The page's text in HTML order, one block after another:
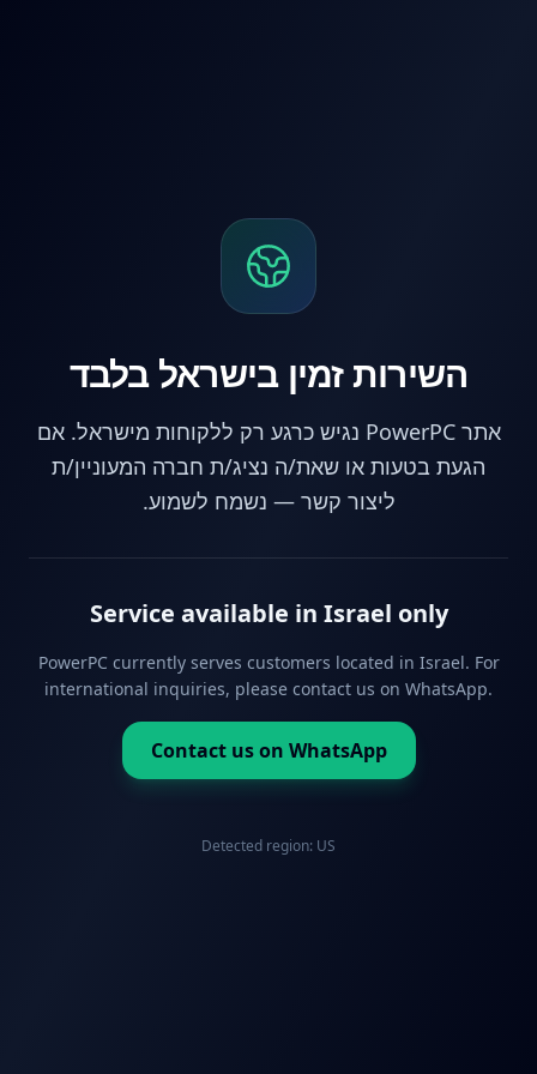
השירות זמין בישראל בלבד
אתר PowerPC נגיש כרגע רק ללקוחות מישראל. אם
הגעת בטעות או שאת/ה נציג/ת חברה המעוניין/ת
ליצור קשר — נשמח לשמוע.
Service available in Israel only
PowerPC currently serves customers located in Israel. For
international inquiries, please contact us on WhatsApp.
Contact us on WhatsApp
Detected region: US